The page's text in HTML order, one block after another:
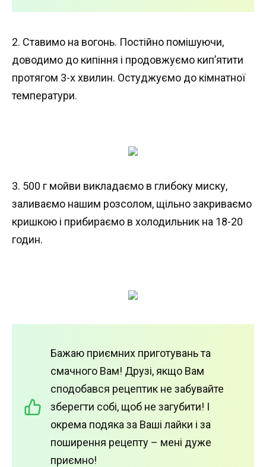
2. Ставимо на вогонь. Постійно помішуючи,
доводимо до кипіння і продовжуємо кип’ятити
протягом 3-х хвилин. Остуджуємо до кімнатної
температури.
3. 500 г мойви викладаємо в глибоку миску,
заливаємо нашим розсолом, щільно закриваємо
кришкою і прибираємо в холодильник на 18-20
годин.
Бажаю приємних приготувань та
смачного Вам! Друзі, якщо Вам
сподобався рецептик не забувайте
зберегти собі, щоб не загубити! І
окрема подяка за Ваші лайки і за
поширення рецепту – мені дуже
приємно!